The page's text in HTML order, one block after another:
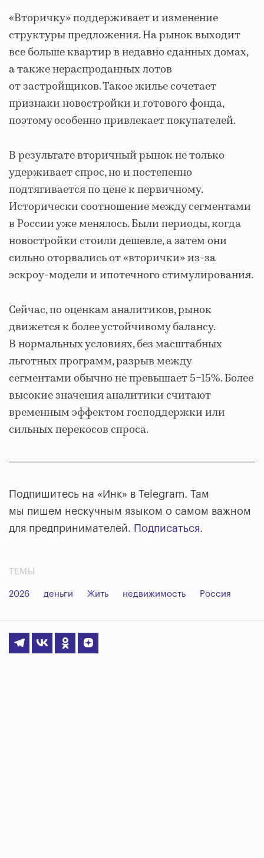
«Вторичку» поддерживает и изменение
структуры предложения. На рынок выходит
все больше квартир в недавно сданных домах,
а также нераспроданных лотов
от застройщиков. Такое жилье сочетает
признаки новостройки и готового фонда,
поэтому особенно привлекает покупателей.
В результате вторичный рынок не только
удерживает спрос, но и постепенно
подтягивается по цене к первичному.
Исторически соотношение между сегментами
в России уже менялось. Были периоды, когда
новостройки стоили дешевле, а затем они
сильно оторвались от «вторички» из-за
эскроу-модели и ипотечного стимулирования.
Сейчас, по оценкам аналитиков, рынок
движется к более устойчивому балансу.
В нормальных условиях, без масштабных
льготных программ, разрыв между
сегментами обычно не превышает 5−15%. Более
высокие значения аналитики считают
временным эффектом господдержки или
сильных перекосов спроса.
Подпишитесь на «Инк» в Telegram. Там
мы пишем нескучным языком о самом важном
для предпринимателей. Подписаться.
ТЕМЫ
2026 деньги Жить недвижимость Россия